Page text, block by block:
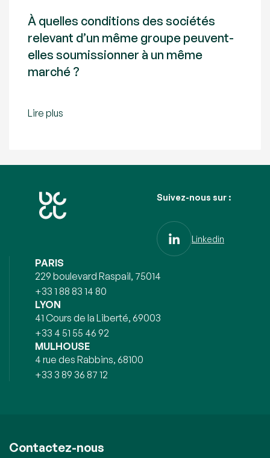
À quelles conditions des sociétés
relevant d’un même groupe peuvent-
elles soumissionner à un même
marché ?
Lire plus
Suivez-nous sur :
Linkedin
PARIS
229 boulevard Raspail, 75014
+33 1 88 83 14 80
LYON
41 Cours de la Liberté, 69003
+33 4 51 55 46 92
MULHOUSE
4 rue des Rabbins, 68100
+33 3 89 36 87 12
Contactez-nous